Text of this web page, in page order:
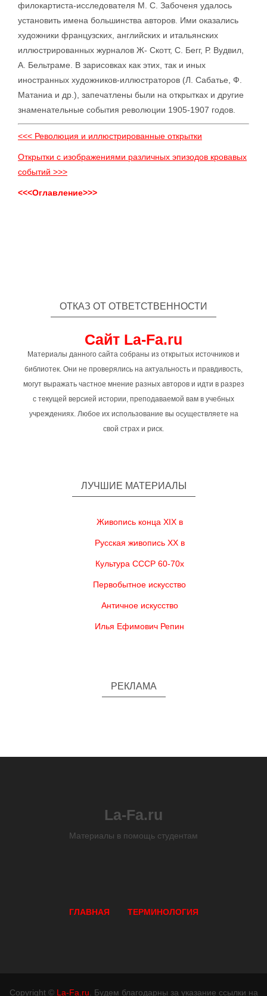
филокартиста-исследователя М. С. Забоченя удалось
установить имена большинства авторов. Ими оказались
художники французских, английских и итальянских
иллюстрированных журналов Ж- Скотт, С. Бегг, Р. Вудвил,
А. Бельтраме. В зарисовках как этих, так и иных
иностранных художников-иллюстраторов (Л. Сабатье, Ф.
Матаниа и др.), запечатлены были на открытках и другие
знаменательные события революции 1905-1907 годов.
<<< Революция и иллюстрированные открытки
Открытки с изображениями различных эпизодов кровавых
событий >>>
<<<Оглавление>>>
ОТКАЗ ОТ ОТВЕТСТВЕННОСТИ
Сайт La-Fa.ru
Материалы данного сайта собраны из открытых источников и
библиотек. Они не проверялись на актуальность и правдивость,
могут выражать частное мнение разных авторов и идти в разрез
с текущей версией истории, преподаваемой вам в учебных
учреждениях. Любое их использование вы осуществляете на
свой страх и риск.
ЛУЧШИЕ МАТЕРИАЛЫ
Живопись конца XIX в
Русская живопись XX в
Культура СССР 60-70х
Первобытное искусство
Античное искусство
Илья Ефимович Репин
РЕКЛАМА
La-Fa.ru
Материалы в помощь студентам
ГЛАВНАЯ ТЕРМИНОЛОГИЯ
Copyright © La-Fa.ru . Будем благодарны за указание ссылки на